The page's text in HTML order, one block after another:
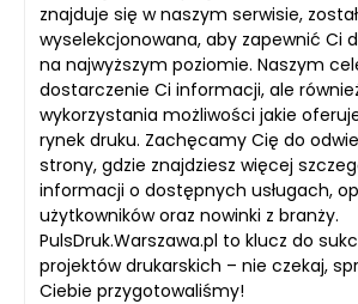
znajduje się w naszym serwisie,
wyselekcjonowana, aby zapewnić Ci
na najwyższym poziomie. Naszym
dostarczenie Ci informacji, ale
wykorzystania możliwości jakie
rynek druku. Zachęcamy Cię do
strony, gdzie znajdziesz więcej
informacji o dostępnych usługach,
użytkowników oraz nowinki z branży.
PulsDruk.Warszawa.pl to klucz do
projektów drukarskich – nie czekaj,
Ciebie przygotowaliśmy!